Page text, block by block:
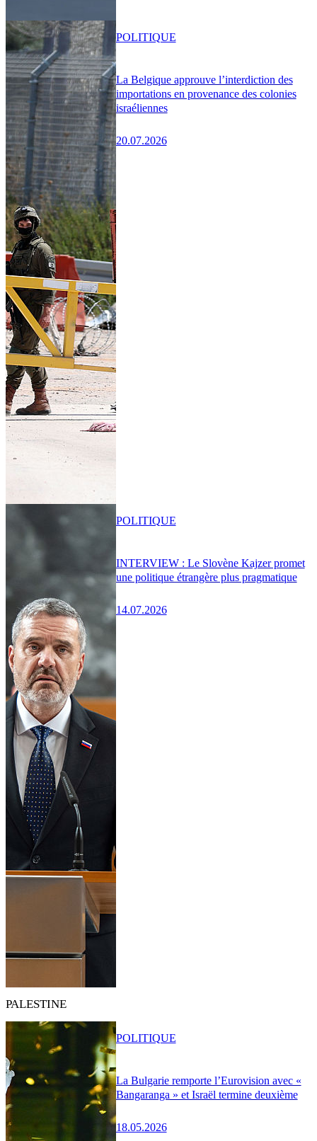
La Belgique approuve l’interdiction des
importations en provenance des colonies
israéliennes
20.07.2026
POLITIQUE
INTERVIEW : Le Slovène Kajzer promet
une politique étrangère plus pragmatique
14.07.2026
POLITIQUE
PALESTINE
La Bulgarie remporte l’Eurovision avec «
Bangaranga » et Israël termine deuxième
18.05.2026
POLITIQUE